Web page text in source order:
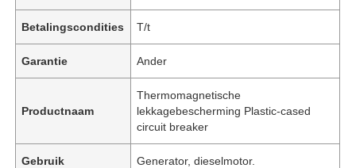
Betalingscondities T/t
Garantie Ander
Productnaam
Thermomagnetische
lekkagebescherming Plastic-cased
circuit breaker
Gebruik Generator, dieselmotor.